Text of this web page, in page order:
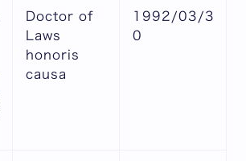
Doctor of
Laws
honoris
causa
1992/03/3
0